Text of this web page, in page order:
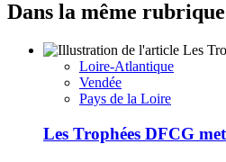
Dans la même rubrique
Loire-Atlantique
Vendée
Pays de la Loire
Les Trophées DFCG